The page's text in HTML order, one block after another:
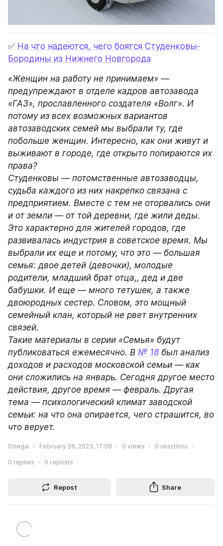
✅ На что надеются, чего боятся Студенковы-
Бородины из Нижнего Новгорода
«Женщин на работу не принимаем» —
предупреждают в отделе кадров автозавода
«ГАЗ», прославленного создателя «Волг». И
потому из всех возможных вариантов
автозаводских семей мы выбрали ту, где
побольше женщин. Интересно, как они живут и
выживают в городе, где открыто попираются их
права?
Студенковы — потомственные автозаводцы,
судьба каждого из них накрепко связана с
предприятием. Вместе с тем не оторвались они
и от земли — от той деревни, где жили деды.
Это характерно для жителей городов, где
развивалась индустрия в советское время. Мы
выбрали их еще и потому, что это — большая
семья: двое детей (девочки), молодые
родители, младший брат отца,, дед и две
бабушки. И еще — много тетушек, а также
двоюродных сестер. Словом, это мощный
семейный клан, который не рвет внутренних
связей.
Такие материалы в серии «Семья» будут
публиковаться ежемесячно. В № 18 был анализ
доходов и расходов московской семьи — как
они сложились на январь. Сегодня другое место
действия, другое время — февраль. Другая
тема — психологический климат заводской
семьи: на что она опирается, чего страшится, во
что верует.
Onegai February 26, 2023, 17:08 0 views 0 reactions
0 replies 0 reposts
Repost Share